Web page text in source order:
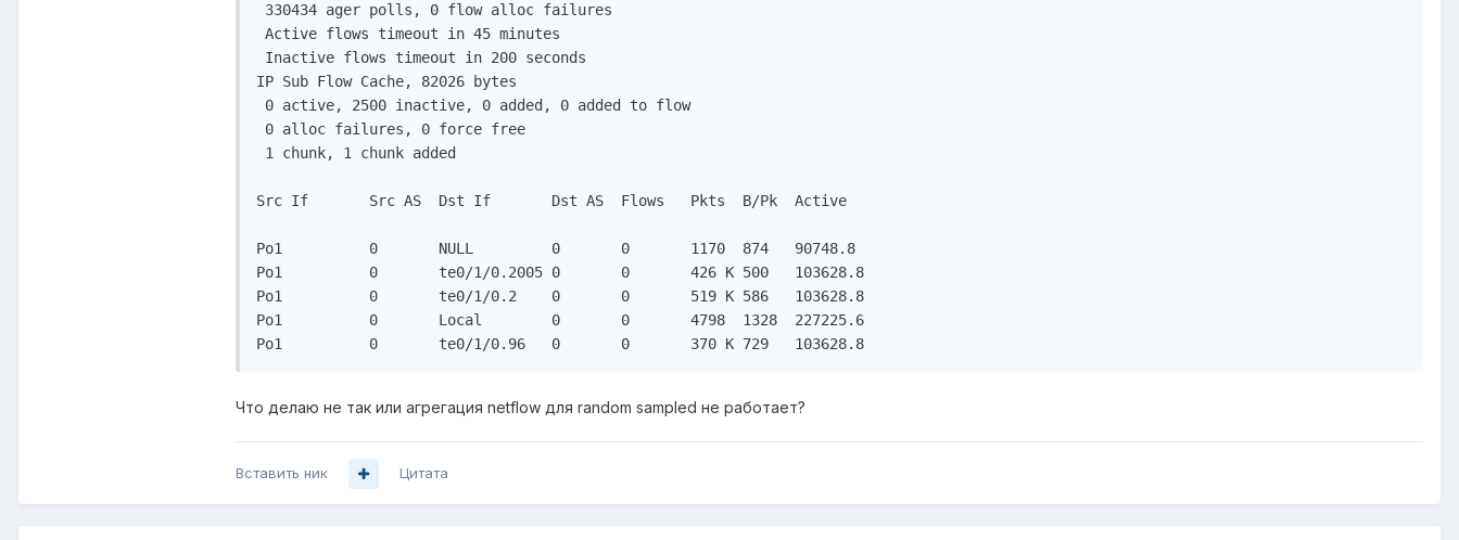
330434 ager polls, 0 flow alloc failures
Active flows timeout in 45 minutes
Inactive flows timeout in 200 seconds
IP Sub Flow Cache, 82026 bytes
0 active, 2500 inactive, 0 added, 0 added to flow
0 alloc failures, 0 force free
1 chunk, 1 chunk added
Src If       Src AS  Dst If       Dst AS  Flows   Pkts  B/Pk  Active
Po1          0       NULL         0       0       1170  874   90748.8
Po1          0       te0/1/0.2005 0       0       426 K 500   103628.8
Po1          0       te0/1/0.2    0       0       519 K 586   103628.8
Po1          0       Local        0       0       4798  1328  227225.6
Что делаю не так или агрегация netflow для random sampled не работает?
Вставить ник Цитата